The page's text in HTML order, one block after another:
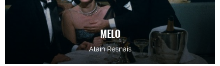
MELO
Alain Resnais